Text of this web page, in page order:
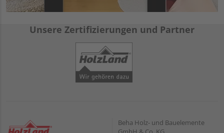
Unsere Zertifizierungen und Partner
Beha Holz- und Bauelemente